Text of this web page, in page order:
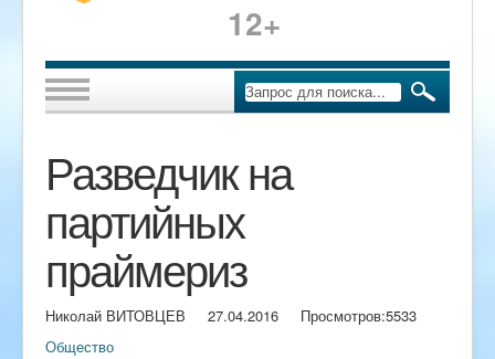
12+
Разведчик на
партийных
праймериз
Николай ВИТОВЦЕВ 27.04.2016 Просмотров:5533
Общество